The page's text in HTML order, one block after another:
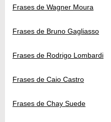
Frases de Wagner Moura
Frases de Bruno Gagliasso
Frases de Rodrigo Lombardi
Frases de Caio Castro
Frases de Chay Suede